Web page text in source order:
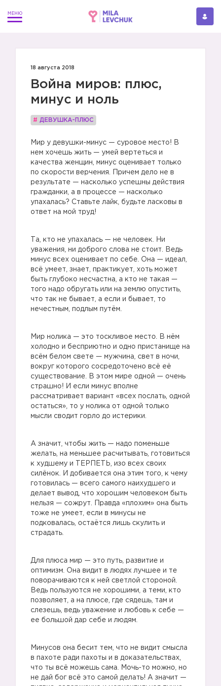
18 августа 2018
Война миров: плюс,
минус и ноль
# ДЕВУШКА-ПЛЮС
Мир у девушки-минус — суровое место! В
нем хочешь жить — умей вертеться и
качества женщин, минус оценивает только
по скорости верчения. Причем дело не в
результате — насколько успешны действия
гражданки, а в процессе — насколько
упахалась? Ставьте лайк, будьте ласковы в
ответ на мой труд!
Та, кто не упахалась — не человек. Ни
уважения, ни доброго слова не стоит. Ведь
минус всех оценивает по себе. Она — идеал,
всё умеет, знает, практикует, хоть может
быть глубоко несчастна, а кто не такая —
того надо обругать или на землю опустить,
что так не бывает, а если и бывает, то
нечестным, подлым путём.
Мир нолика — это тоскливое место. В нём
холодно и бесприютно и одно пристанище на
всём белом свете — мужчина, свет в ночи,
вокруг которого сосредоточено всё её
существование. В этом мире одной — очень
страшно! И если минус вполне
рассматривает вариант «всех послать, одной
остаться», то у нолика от одной только
мысли сводит горло до истерики.
А значит, чтобы жить — надо поменьше
желать, на меньшее расчитывать, готовиться
к худшему и ТЕРПЕТЬ, изо всех своих
силёнок. И добивается она этим того, к чему
готовилась — всего самого наихудшего и
делает вывод, что хорошим человеком быть
нельзя — сожрут. Правда «плохим» она быть
тоже не умеет, если в минусы не
подковалась, остаётся лишь скулить и
страдать.
Для плюса мир — это путь, развитие и
оптимизм. Она видит в людях лучшее и те
поворачиваются к ней светлой стороной.
Ведь пользуются не хорошими, а теми, кто
позволяет, а на плюсе, где сядешь, там и
слезешь, ведь уважение и любовь к себе —
ее большой дар себе и людям.
Минусов она бесит тем, что не видит смысла
в пахоте ради пахоты и в доказательствах,
что ты всё можешь сама. Мочь-то можно, но
не дай бог всё это самой делать! А значит —